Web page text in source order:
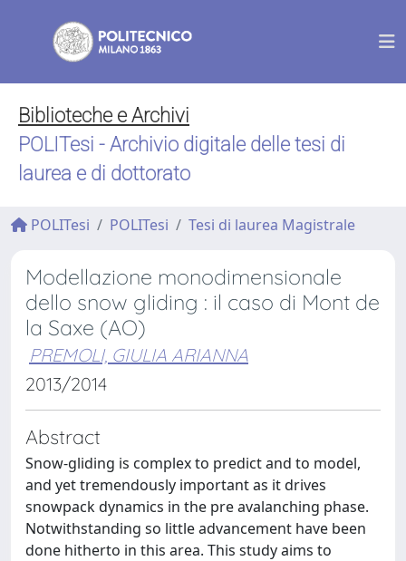
Biblioteche e Archivi
POLITesi - Archivio digitale delle tesi di
laurea e di dottorato
POLITesi POLITesi Tesi di laurea Magistrale
Modellazione monodimensionale
dello snow gliding : il caso di Mont de
la Saxe (AO)
PREMOLI, GIULIA ARIANNA
2013/2014
Abstract
Snow-gliding is complex to predict and to model,
and yet tremendously important as it drives
snowpack dynamics in the pre avalanching phase.
Notwithstanding so little advancement have been
done hitherto in this area. This study aims to